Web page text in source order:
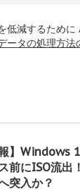
低減するため
ータの処理方法
報】Windows
前にISO流出
突入か？